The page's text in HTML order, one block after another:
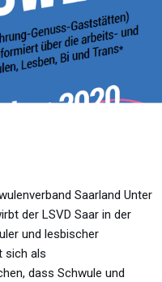
Saarland Unter
der LSVD Saar in der
und lesbischer
sich als
dass Schwule und